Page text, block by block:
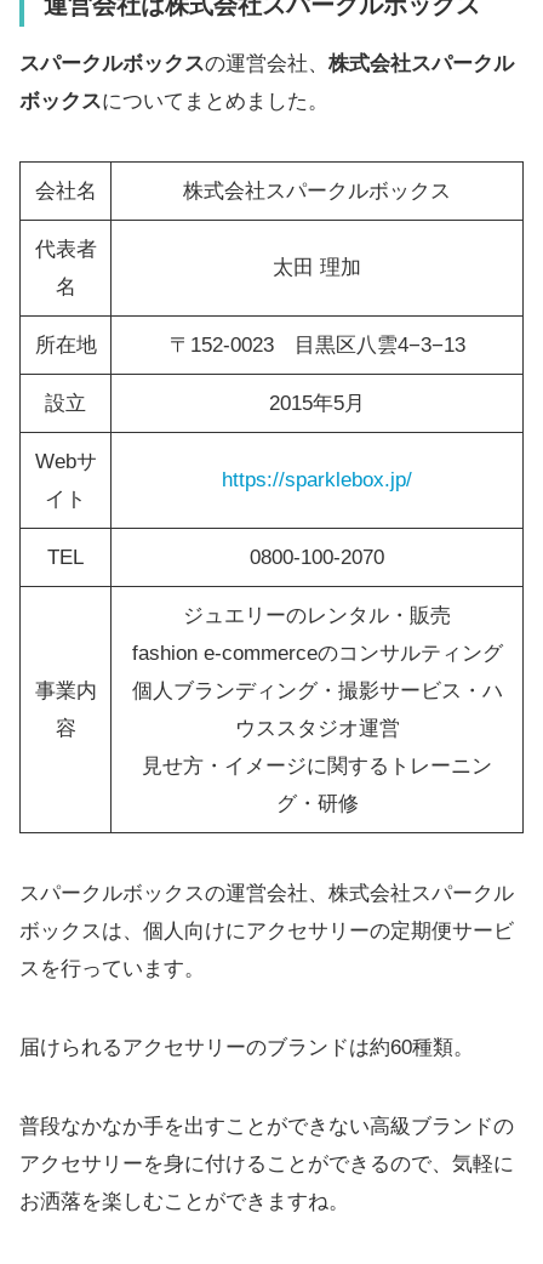
スパークルボックスの運営会社、 株式会社スパークル
ボックスについてまとめました。
会社名 株式会社スパークルボックス
代表者
名
太田 理加
所在地 〒152-0023 目黒区八雲4−3−13
設立 2015年5月
Webサ
イト
https://sparklebox.jp/
TEL 0800-100-2070
事業内
容
ジュエリーのレンタル・販売
fashion e-commerceのコンサルティング
個人ブランディング・撮影サービス・ハ
ウススタジオ運営
見せ方・イメージに関するトレーニン
グ・研修
スパークルボックスの運営会社、株式会社スパークル
ボックスは、個人向けにアクセサリーの定期便サービ
スを行っています。
届けられるアクセサリーのブランドは約60種類。
普段なかなか手を出すことができない高級ブランドの
アクセサリーを身に付けることができるので、気軽に
お洒落を楽しむことができますね。